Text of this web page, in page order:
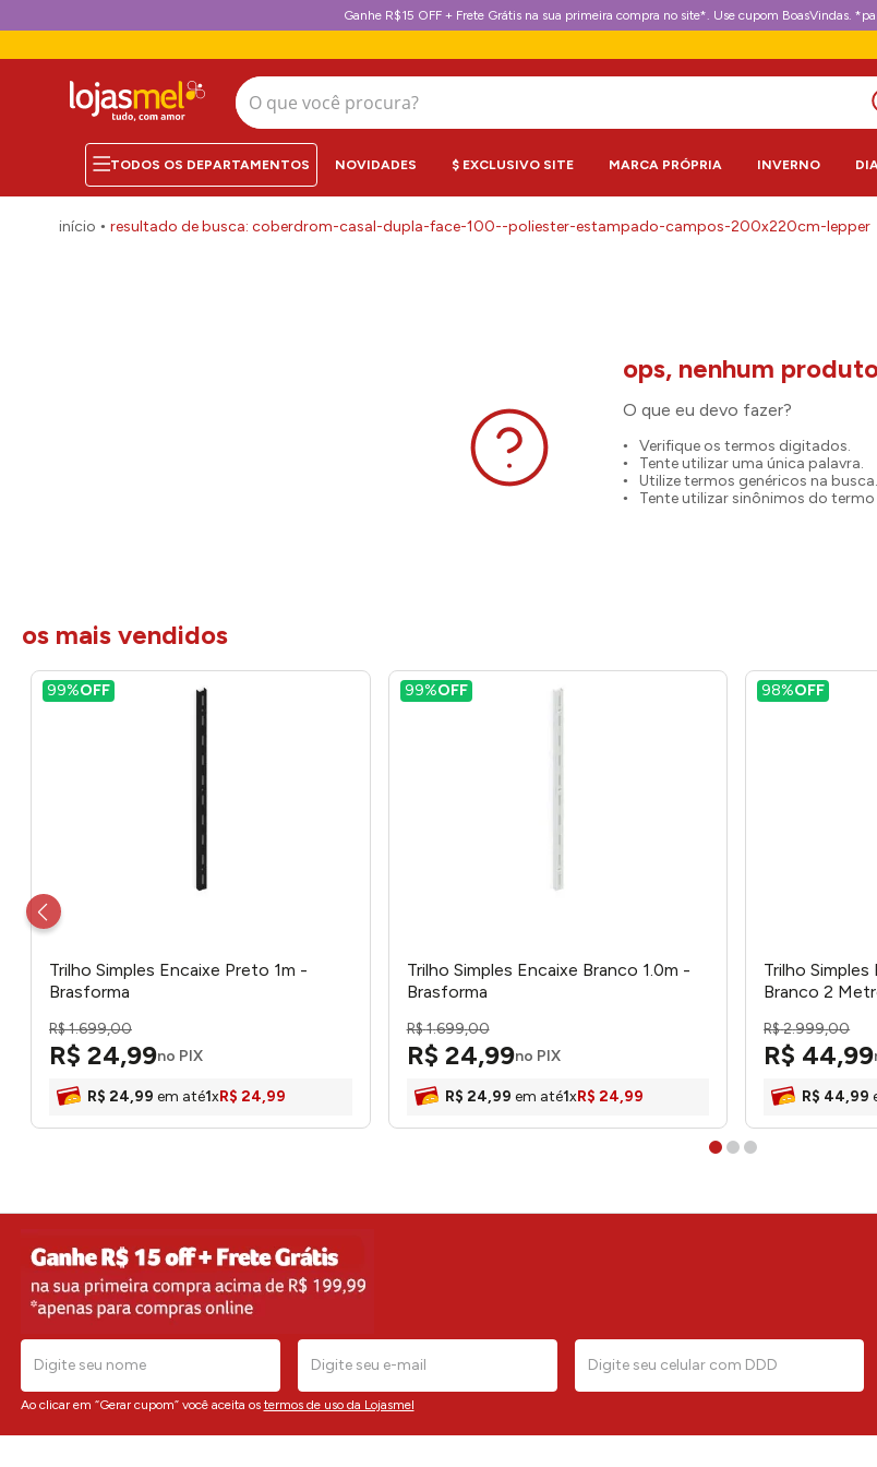
Ganhe R$15 OFF + Frete Grátis na sua primeira compra no site*. Use cupom BoasVindas.
O que você procura?
NOVIDADES $ EXCLUSIVO SITE MARCA PRÓPRIA INVERNO
coberdrom-casal-dupla-face-100--poliester-estampado-campos-200x220cm-lepper
O que eu devo fazer?
Verifique os termos digitados.
Tente utilizar uma única palavra.
Utilize termos genéricos na busca.
Tente utilizar sinônimos do
os mais vendidos
99%OFF
Trilho Simples Encaixe Preto 1m -
Brasforma
R$1.699,00
R$ 24,99no PIX
R$ 24,99 em até1xR$ 24,99
99%OFF
Trilho Simples Encaixe Branco 1.0m -
Brasforma
R$1.699,00
R$ 24,99no PIX
R$ 24,99 em até1xR$ 24,99
98%OFF
Trilho
Branco 2
R$2.999,00
R$ 44,99
R$ 44,99
Ao clicar em “Gerar cupom” você aceita os termos de uso da Lojasmel